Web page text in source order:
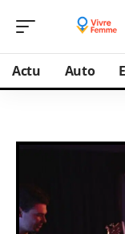
Actu Auto